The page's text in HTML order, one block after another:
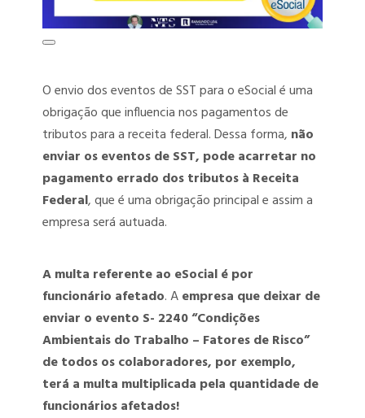
PGRSS – PROGRAMA DE GERENCIAMENTO DE RESÍDUOS DOS
PCMSO – PROGRAMA DE CONTROLE MÉDICO DE SAÚDE
OCUPACIONAL
LTCAT – LAUDO TÉCNICO DAS CONDIÇÕES AMBIENTAIS DO
TRABALHO
LIP – LAUDO DE INSALUBRIDADE E PERICULOSIDADE
ENVIO DOS EVENTOS SST AO ESOCIAL
AET – ANÁLISE ERGONÔMICA DO TRABALHO
DET – DOMICÍLIO ELETRÔNICO TRABALHISTA
TREINAMENTOS SST
PERITO MÉDICO JUDICIAL
O envio dos eventos de SST para o eSocial é uma
obrigação que influencia nos pagamentos de
tributos para a receita federal. Dessa forma, não
enviar os eventos de SST, pode acarretar no
pagamento errado dos tributos à Receita
Federal, que é uma obrigação principal e assim a
empresa será autuada.
A multa referente ao eSocial é por
funcionário afetado. Aempresa que deixar de
enviar o evento S- 2240 “Condições
Ambientais do Trabalho – Fatores de Risco”
de todos os colaboradores, por exemplo,
terá a multa multiplicada pela quantidade de
funcionários afetados!